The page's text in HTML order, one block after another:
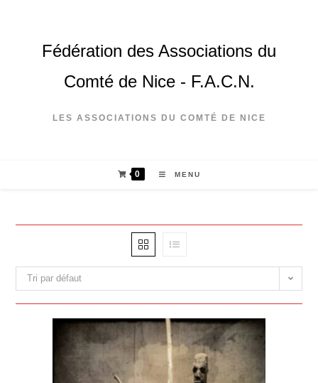
Fédération des Associations du
Comté de Nice - F.A.C.N.
LES ASSOCIATIONS DU COMTÉ DE NICE
0 MENU
Tri par défaut